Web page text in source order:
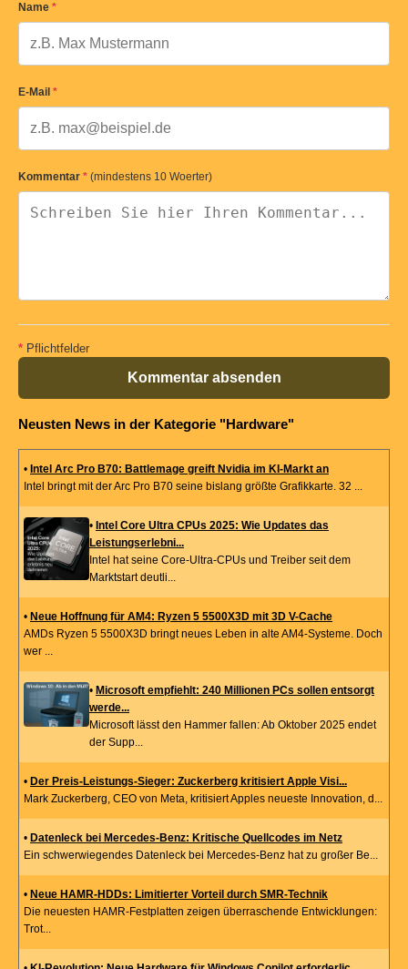
Name *
E-Mail *
Kommentar * (mindestens 10 Woerter)
* Pflichtfelder
Kommentar absenden
Neusten News in der Kategorie "Hardware"
• Intel Arc Pro B70: Battlemage greift Nvidia im KI-Markt an
Intel bringt mit der Arc Pro B70 seine bislang größte Grafikkarte. 32 ...
• Intel Core Ultra CPUs 2025: Wie Updates das
Leistungserlebni...
Intel hat seine Core-Ultra-CPUs und Treiber seit dem
Marktstart deutli...
• Neue Hoffnung für AM4: Ryzen 5 5500X3D mit 3D V-Cache
AMDs Ryzen 5 5500X3D bringt neues Leben in alte AM4-Systeme. Doch
wer ...
• Microsoft empfiehlt: 240 Millionen PCs sollen entsorgt
werde...
Microsoft lässt den Hammer fallen: Ab Oktober 2025 endet
der Supp...
• Der Preis-Leistungs-Sieger: Zuckerberg kritisiert Apple Visi...
Mark Zuckerberg, CEO von Meta, kritisiert Apples neueste Innovation, d...
• Datenleck bei Mercedes-Benz: Kritische Quellcodes im Netz
Ein schwerwiegendes Datenleck bei Mercedes-Benz hat zu großer Be...
• Neue HAMR-HDDs: Limitierter Vorteil durch SMR-Technik
Die neuesten HAMR-Festplatten zeigen überraschende Entwicklungen:
Trot...